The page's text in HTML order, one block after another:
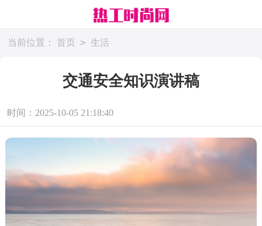
当前位置： 首页 > 生活
交通安全知识演讲稿
时间：2025-10-05 21:18:40